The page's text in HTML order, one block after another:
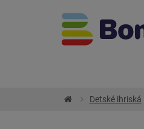
Detské ihriská